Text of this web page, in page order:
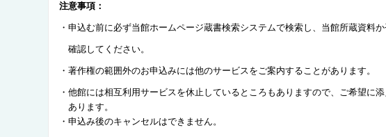
注意事項：
・申込む前に必ず当館ホームページ蔵書検索システムで検索し、当館所蔵資料
確認してください。
・著作権の範囲外のお申込みには他のサービスをご案内することがあります。
・他館には相互利用サービスを休止しているところもありますので、ご希望に
あります。
・申込み後のキャンセルはできません。